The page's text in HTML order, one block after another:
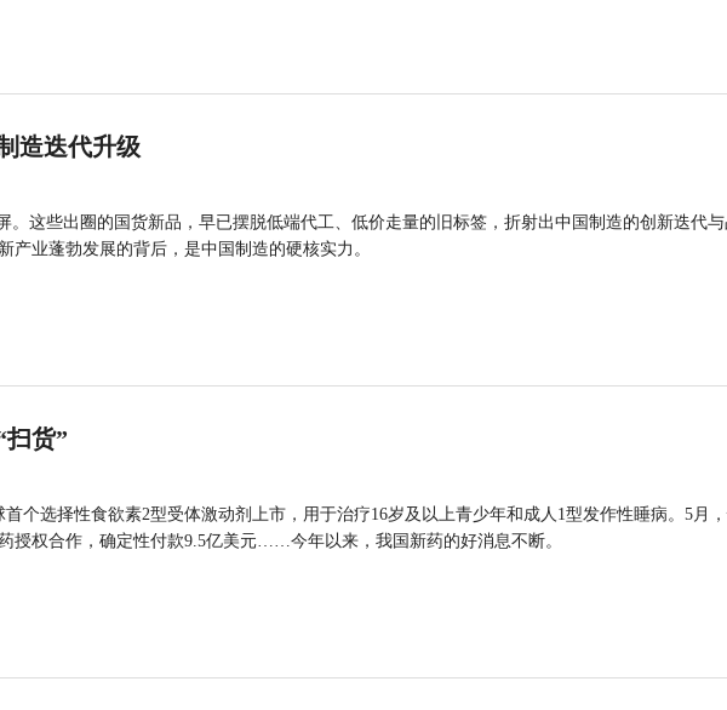
造迭代升级
。这些出圈的国货新品，早已摆脱低端代工、低价走量的旧标签，折射出中国制造的创新迭代
产业蓬勃发展的背后，是中国制造的硬核实力。
扫货”
个选择性食欲素2型受体激动剂上市，用于治疗16岁及以上青少年和成人1型发作性睡病。5月
授权合作，确定性付款9.5亿美元……今年以来，我国新药的好消息不断。